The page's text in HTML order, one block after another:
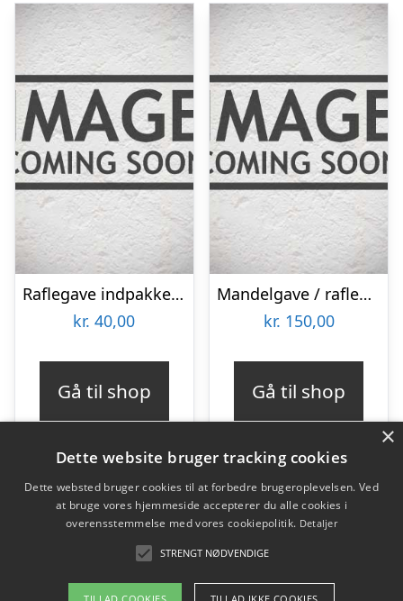
Raflegave indpakket – Kr. 40,-
kr. 40,00
Gå til shop
Mandelgave / raflegave indpakket 150 kr.
kr. 150,00
Gå til shop
Varekategorier
×
Dette website bruger tracking cookies
Dette websted bruger cookies til at forbedre brugeroplevelsen. Ved
at bruge vores hjemmeside accepterer du alle cookies i
overensstemmelse med vores cookiepolitik. Detaljer
STRENGT NØDVENDIGE